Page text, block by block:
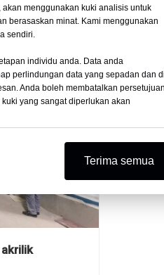
menggunakan kuki analisis untuk
berasaskan minat. Kami menggunakan
sendiri.
individu anda. Data anda
perlindungan data yang sepadan dan di
Anda boleh membatalkan persetujuan
yang sangat diperlukan akan
Terima semua